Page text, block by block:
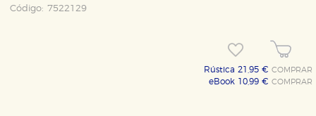
Código: 7522129
Rústica 21,95 €COMPRAR
eBook 10,99 €COMPRAR